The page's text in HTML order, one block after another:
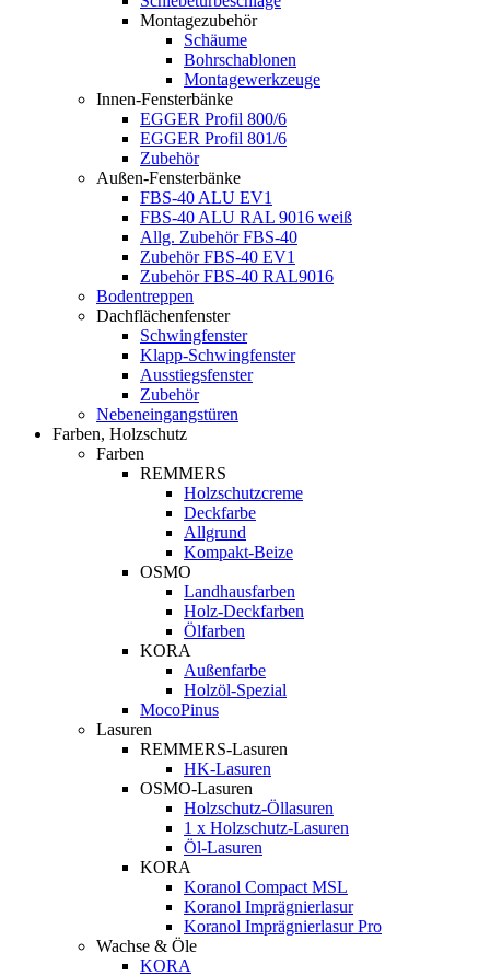
Montagezubehör
Schäume
Bohrschablonen
Montagewerkzeuge
Innen-Fensterbänke
EGGER Profil 800/6
EGGER Profil 801/6
Zubehör
Außen-Fensterbänke
FBS-40 ALU EV1
FBS-40 ALU RAL 9016 weiß
Allg. Zubehör FBS-40
Zubehör FBS-40 EV1
Zubehör FBS-40 RAL9016
Bodentreppen
Dachflächenfenster
Schwingfenster
Klapp-Schwingfenster
Ausstiegsfenster
Zubehör
Nebeneingangstüren
Farben, Holzschutz
Farben
REMMERS
Holzschutzcreme
Deckfarbe
Allgrund
Kompakt-Beize
OSMO
Landhausfarben
Holz-Deckfarben
Ölfarben
KORA
Außenfarbe
Holzöl-Spezial
MocoPinus
Lasuren
REMMERS-Lasuren
HK-Lasuren
OSMO-Lasuren
Holzschutz-Öllasuren
1 x Holzschutz-Lasuren
Öl-Lasuren
KORA
Koranol Compact MSL
Koranol Imprägnierlasur
Koranol Imprägnierlasur Pro
Wachse & Öle
KORA